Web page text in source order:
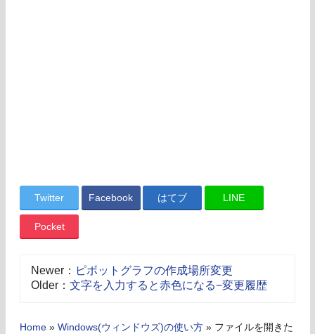
Twitter Facebook はてブ LINE
Pocket
Newer： ピボットグラフの作成場所変更
Older： 文字を入力すると赤色になる−変更履歴
Home » Windows(ウィンドウズ)の使い方 » ファイルを開きた